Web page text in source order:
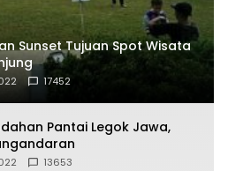
Sunset Tujuan Spot Wisata
17452
Pantai Legok Jawa,
13653